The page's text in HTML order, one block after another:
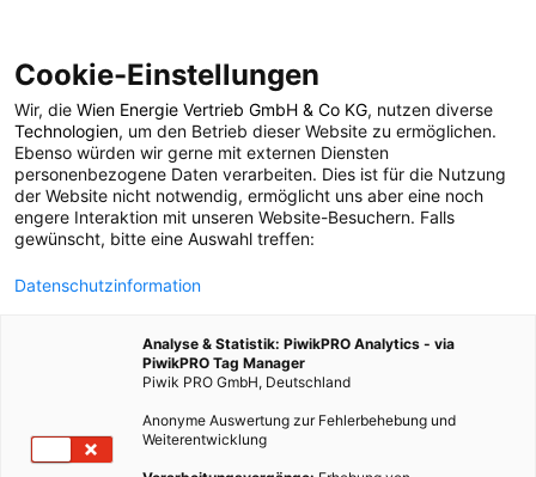
POSTS BY TAG
Egoismus
2 BEITRÄGE
Cookie-Einstellungen
Wir, die Wien Energie Vertrieb GmbH & Co KG, nutzen diverse
Technologien, um den Betrieb dieser Website zu ermöglichen.
Ebenso würden wir gerne mit externen Diensten
personenbezogene Daten verarbeiten. Dies ist für die Nutzung
der Website nicht notwendig, ermöglicht uns aber eine noch
engere Interaktion mit unseren Website-Besuchern. Falls
gewünscht, bitte eine Auswahl treffen:
Datenschutzinformation
Analyse & Statistik: PiwikPRO Analytics - via
PiwikPRO Tag Manager
Piwik PRO GmbH, Deutschland
Anonyme Auswertung zur Fehlerbehebung und
Weiterentwicklung